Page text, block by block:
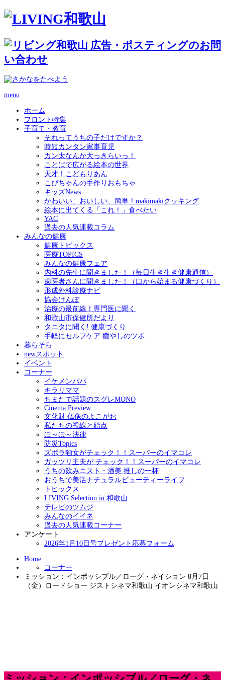
menu
ホーム
フロント特集
子育て・教育
それってうちの子だけですか？
時短カンタン家事育児
カン太なんか大っきらいっ！
ことばで広がる絵本の世界
天才！こどもりあん
こぴちゃんの手作りおもちゃ
キッズNews
かわいい、おいしい、簡単！makimakiクッキング
絵本に出てくる「これ！」食べたい
YAC
過去の人気連載コラム
みんなの健康
健康トピックス
医療TOPICS
みんなの健康フェア
内科の先生に聞きました！（毎日生き生き健康通信）
歯医者さんに聞きました！（口から始まる健康づくり）
形成外科診療ナビ
協会けんぽ
治療の最前線！専門医に聞く
和歌山市保健所だより
タニタに聞く! 健康づくり
手軽にセルフケア 癒やしのツボ
暮らそら
newスポット
イベント
コーナー
イケメンパパ
キラリママ
ちまたで話題のスグレMONO
Cinema Preview
文化財 仏像のよこがお
私たちの視線と始点
ほ～ほ～法律
防災Topics
ズボラ独女がチェック！！スーパーのイマコレ
ガッツリ主夫が チェック！！スーパーのイマコレ
うちの飲みニスト・酒美 推しの一杯
おうちで美活ナチュラルビューティーライフ
トピックス
LIVING Selection in 和歌山
テレビのツムジ
みんなのイイネ
過去の人気連載コーナー
アンケート
2026年1月10日号プレゼント応募フォーム
Home
コーナー
ミッション：インポッシブル／ローグ・ネイション 8月7日
（金）ロードショー ジストシネマ和歌山 イオンシネマ和歌山